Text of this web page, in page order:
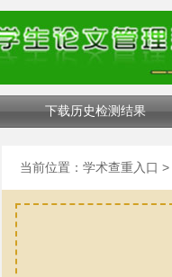
下载历史检测结果
当前位置： 学术查重入口 >